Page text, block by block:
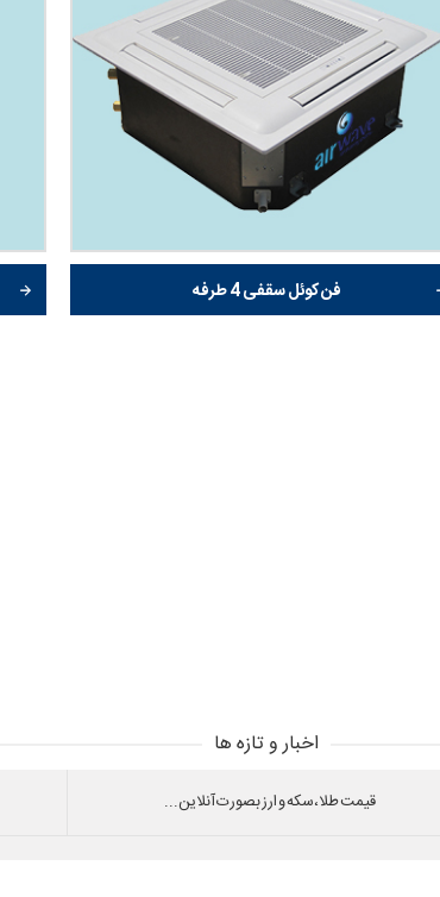
فن کوئل سقفی 4 طرفه
اخبار و تازه ها
قیمت طلا،سکه و ارز بصورت آنلاین...